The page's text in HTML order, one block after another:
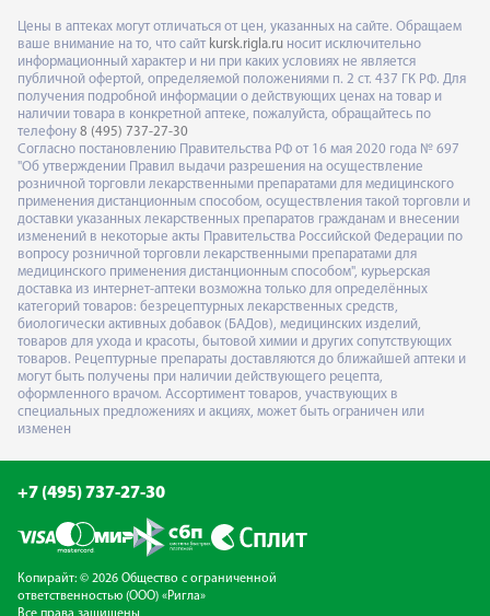
Цены в аптеках могут отличаться от цен, указанных на сайте. Обращаем
ваше внимание на то, что сайт kursk.rigla.ru носит исключительно
информационный характер и ни при каких условиях не является
публичной офертой, определяемой положениями п. 2 ст. 437 ГК РФ. Для
получения подробной информации о действующих ценах на товар и
наличии товара в конкретной аптеке, пожалуйста, обращайтесь по
телефону 8 (495) 737-27-30
Согласно постановлению Правительства РФ от 16 мая 2020 года № 697
"Об утверждении Правил выдачи разрешения на осуществление
розничной торговли лекарственными препаратами для медицинского
применения дистанционным способом, осуществления такой торговли и
доставки указанных лекарственных препаратов гражданам и внесении
изменений в некоторые акты Правительства Российской Федерации по
вопросу розничной торговли лекарственными препаратами для
медицинского применения дистанционным способом", курьерская
доставка из интернет-аптеки возможна только для определённых
категорий товаров: безрецептурных лекарственных средств,
биологически активных добавок (БАДов), медицинских изделий,
товаров для ухода и красоты, бытовой химии и других сопутствующих
товаров. Рецептурные препараты доставляются до ближайшей аптеки и
могут быть получены при наличии действующего рецепта,
оформленного врачом. Ассортимент товаров, участвующих в
специальных предложениях и акциях, может быть ограничен или
изменен
+7 (495) 737-27-30
Копирайт: © 2026 Общество с ограниченной
ответственностью (ООО) «Ригла»